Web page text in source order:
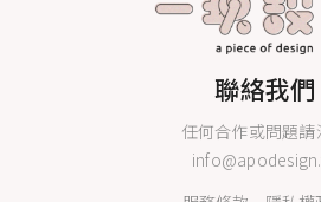
聯絡我們
任何合作或問題請